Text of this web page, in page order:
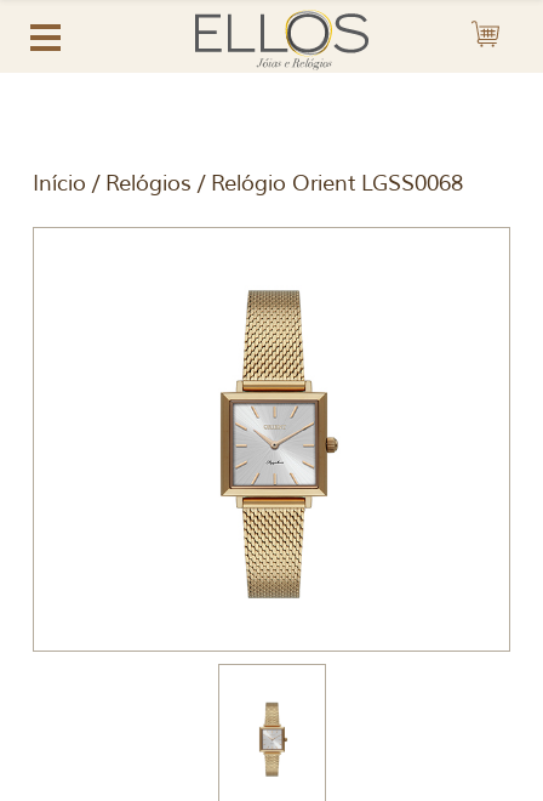
Início / Relógios / Relógio Orient LGSS0068